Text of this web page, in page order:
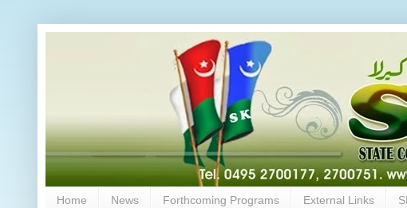
Home News Forthcoming Programs External Links